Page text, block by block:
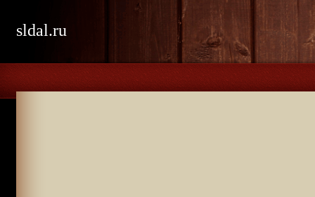
sldal.ru